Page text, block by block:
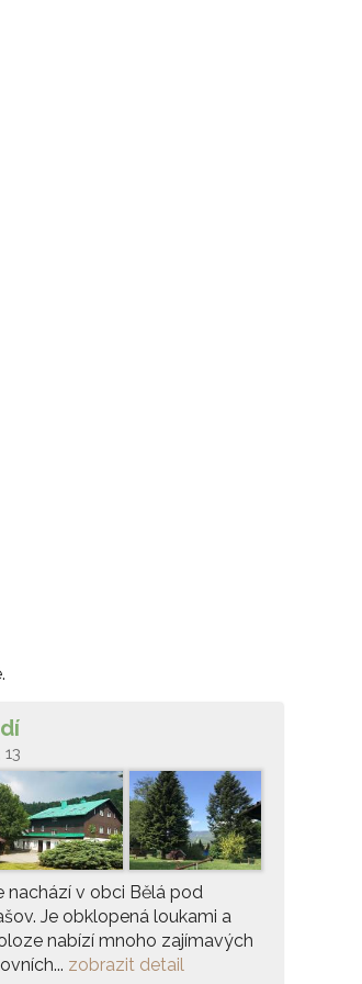
13
nachází v obci Bělá pod
Je obklopená loukami a
nabízí mnoho zajímavých
zobrazit detail